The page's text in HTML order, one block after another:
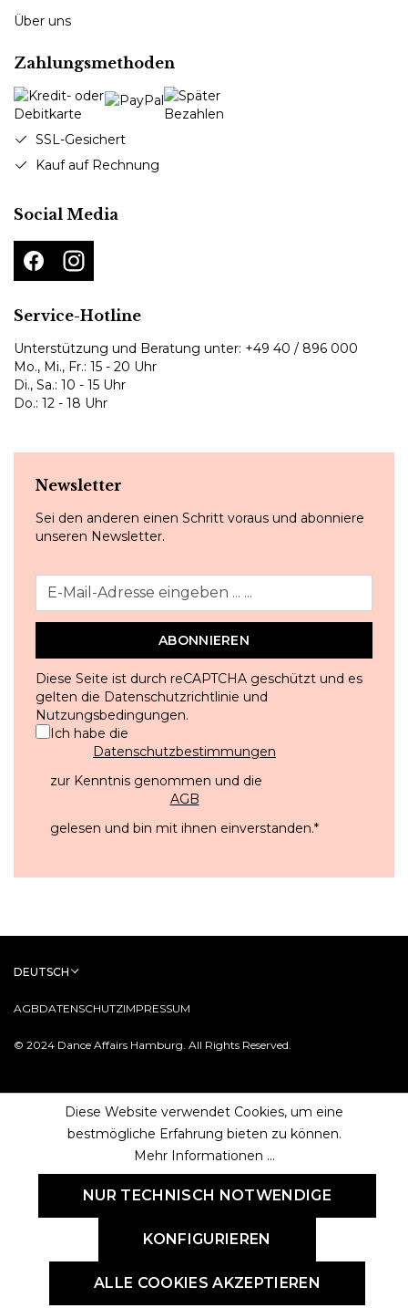
Über uns
Zahlungsmethoden
SSL-Gesichert
Kauf auf Rechnung
Social Media
Service-Hotline
Unterstützung und Beratung unter: +49 40 / 896 000
Mo., Mi., Fr.: 15 - 20 Uhr
Di., Sa.: 10 - 15 Uhr
Do.: 12 - 18 Uhr
Newsletter
Sei den anderen einen Schritt voraus und abonniere
unseren Newsletter.
ABONNIEREN
Diese Seite ist durch reCAPTCHA geschützt und es
gelten die Datenschutzrichtlinie und
Nutzungsbedingungen.
Ich habe die
Datenschutzbestimmungen
zur Kenntnis genommen und die
AGB
gelesen und bin mit ihnen einverstanden.*
© 2024 Dance Affairs Hamburg. All Rights Reserved.
AGBDATENSCHUTZIMPRESSUM
DEUTSCH
Diese Website verwendet Cookies, um eine
bestmögliche Erfahrung bieten zu können.
Mehr Informationen ...
NUR TECHNISCH NOTWENDIGE
KONFIGURIEREN
ALLE COOKIES AKZEPTIEREN